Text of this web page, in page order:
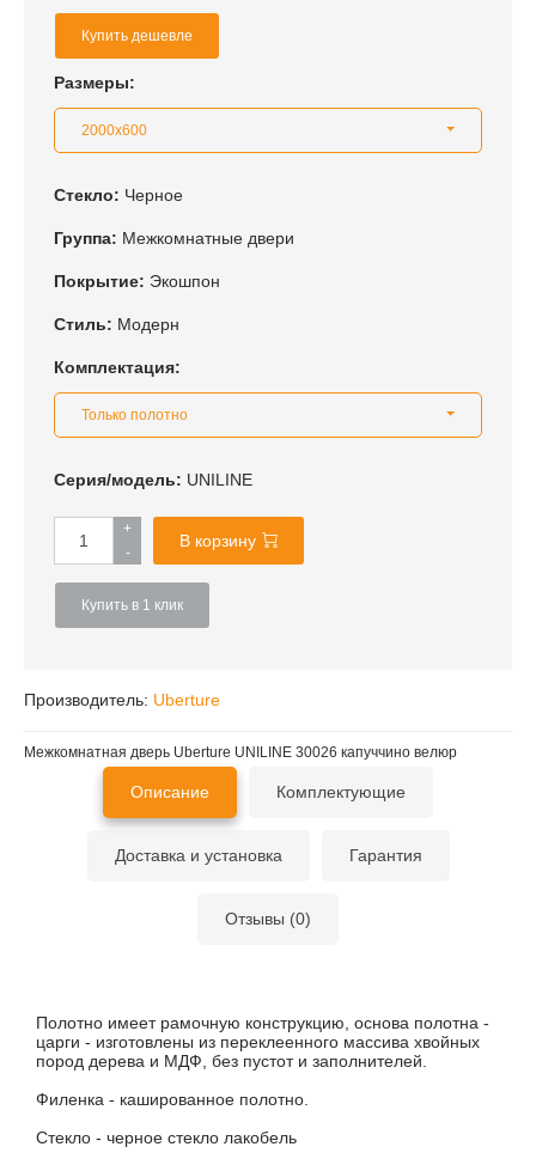
Купить дешевле
Размеры:
2000x600
Стекло: Черное
Группа: Межкомнатные двери
Покрытие: Экошпон
Стиль: Модерн
Комплектация:
Только полотно
Серия/модель: UNILINE
+
-
В корзину
Купить в 1 клик
Производитель: Uberture
Межкомнатная дверь Uberture UNILINE 30026 капуччино велюр
Описание Комплектующие
Доставка и установка Гарантия
Отзывы (0)
Полотно имеет рамочную конструкцию, основа полотна -
царги - изготовлены из переклеенного массива хвойных
пород дерева и МДФ, без пустот и заполнителей.
Филенка - кашированное полотно.
Стекло - черное стекло лакобель